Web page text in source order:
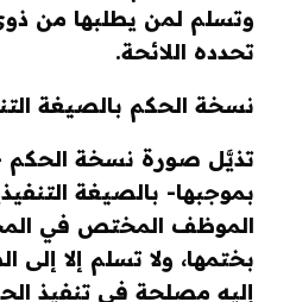
وتسلم لمن يطلبها من
تحدده اللائحة.
نسخة الحكم بالصيغة
تذيَّل صورة نسخة الحكم -
بموجبها- بالصيغة
الموظف المختص في
بختمها، ولا تسلم إلا
إليه مصلحة في تنفيذ